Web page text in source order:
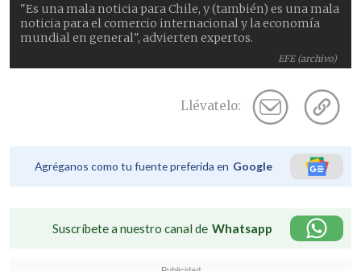
EFE (archivo)
"Es una mala noticia para Chile, y (también) es una mala
noticia para el comercio internacional y la economía
mundial en general", advierten expertos.
Llévatelo:
Agréganos como tu fuente preferida en Google
Suscríbete a nuestro canal de Whatsapp